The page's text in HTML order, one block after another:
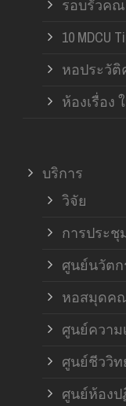
รอบรั้วค
10 MDCU
หอประวั
ห้องเรื่อง
บริการ
วิจัย
การประชุ
ศูนย์นวัตก
หอสมุดค
ศูนย์ความ
ศูนย์ชีววิท
ศูนย์ห้อง